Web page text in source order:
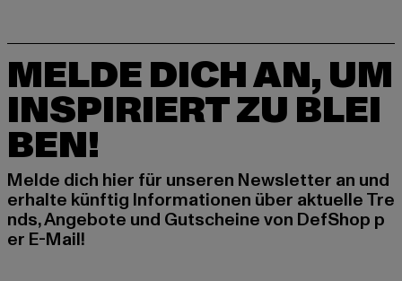
MELDE DICH AN, UM
INSPIRIERT ZU BLEI
BEN!
Melde dich hier für unseren Newsletter an und
erhalte künftig Informationen über aktuelle Tre
nds, Angebote und Gutscheine von DefShop p
er E-Mail!